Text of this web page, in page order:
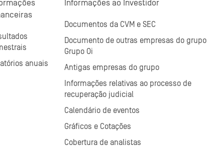
anuais
Informações ao Investidor
Documentos da CVM e SEC
Documento de outras empresas do grupo
Grupo Oi
Antigas empresas do grupo
Informações relativas ao processo de
recuperação judicial
Calendário de eventos
Gráficos e Cotações
Cobertura de analistas